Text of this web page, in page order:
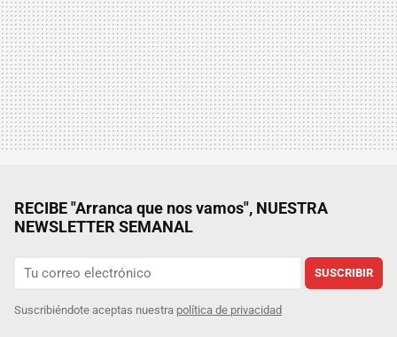
RECIBE "Arranca que nos vamos", NUESTRA
NEWSLETTER SEMANAL
SUSCRIBIR
Suscribiéndote aceptas nuestra política de privacidad